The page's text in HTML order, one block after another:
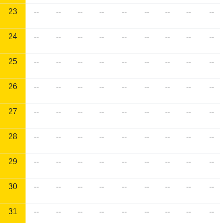
23 -- -- -- -- -- -- -- -- --
24 -- -- -- -- -- -- -- -- --
25 -- -- -- -- -- -- -- -- --
26 -- -- -- -- -- -- -- -- --
27 -- -- -- -- -- -- -- -- --
28 -- -- -- -- -- -- -- -- --
29 -- -- -- -- -- -- -- -- --
30 -- -- -- -- -- -- -- -- --
31 -- -- -- -- -- -- -- -- --